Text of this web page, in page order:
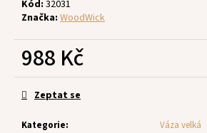
Kód: 32031
Značka: WoodWick
988 Kč
Měrná
cena:
Kategorie:
Váza velká
Zeptat se
m